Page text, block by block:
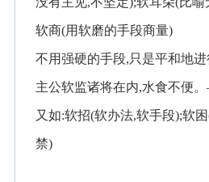
软商(用软磨的手段商量)
不用强硬的手段,只是平和地进
主公软监诸将在内,水食不便
又如:软招(软办法,软手段);软
禁)